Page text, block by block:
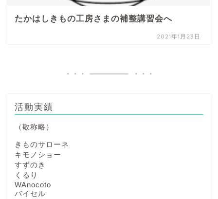
たかはしきもの工房さまの補整講習会へ
2021年1月23日
活動実績
（敬称略）
きものサローネ
キモノショー
すずのき
くるり
WAnocoto
バイセル